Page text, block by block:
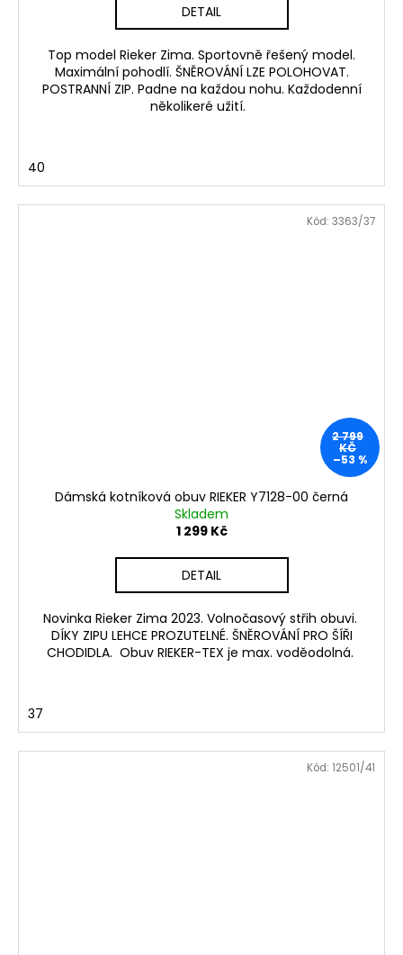
DETAIL
Top model Rieker Zima. Sportovně řešený model.
Maximální pohodlí. ŠNĚROVÁNÍ LZE POLOHOVAT.
POSTRANNÍ ZIP. Padne na každou nohu. Každodenní
několikeré užití.
40
2 799
KČ
–53 %
Dámská kotníková obuv RIEKER Y7128-00 černá
Skladem
1 299 Kč
DETAIL
Novinka Rieker Zima 2023. Volnočasový střih obuvi.
DÍKY ZIPU LEHCE PROZUTELNÉ. ŠNĚROVÁNÍ PRO ŠÍŘI
CHODIDLA. Obuv RIEKER-TEX je max. voděodolná.
37
Kód: 3363/37
Kód: 12501/41